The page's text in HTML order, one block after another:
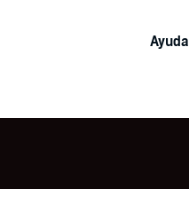
Ayuda